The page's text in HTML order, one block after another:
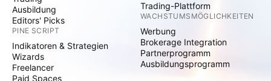
Ausbildung
Editors' Picks
PINE SCRIPT
Indikatoren & Strategien
Wizards
Freelancer
Paid Spaces
Trading-Plattform
WACHSTUMSMÖGLICHKEITEN
Werbung
Brokerage Integration
Partnerprogramm
Ausbildungsprogramm